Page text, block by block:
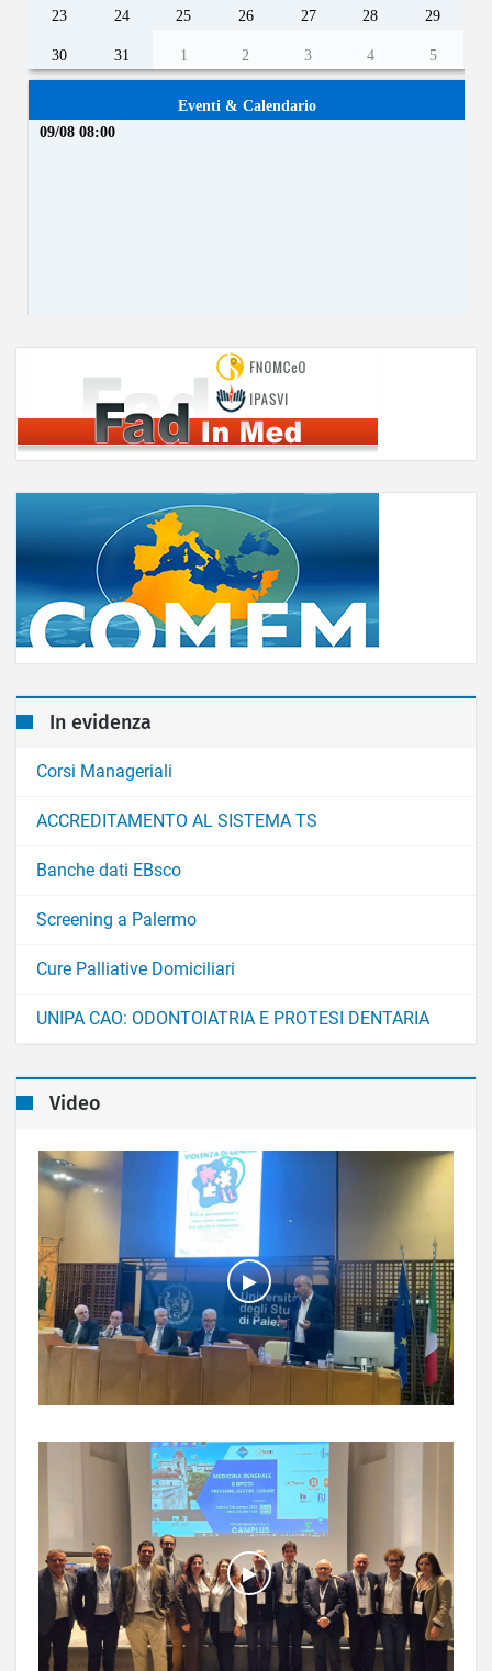
23 24 25 26 27 28 29
30 31 1 2 3 4 5
Eventi & Calendario
09/08 08:00
In evidenza
Corsi Manageriali
ACCREDITAMENTO AL SISTEMA TS
Banche dati EBsco
Screening a Palermo
Cure Palliative Domiciliari
UNIPA CAO: ODONTOIATRIA E PROTESI DENTARIA
Video